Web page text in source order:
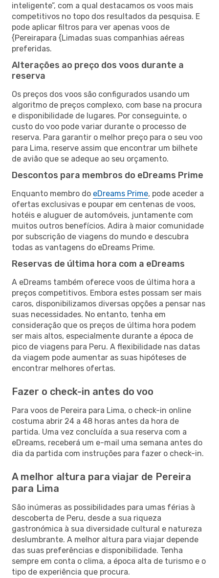
inteligente”, com a qual destacamos os voos mais
competitivos no topo dos resultados da pesquisa. E
pode aplicar filtros para ver apenas voos de
{Pereirapara {Limadas suas companhias aéreas
preferidas.
Alterações ao preço dos voos durante a
reserva
Os preços dos voos são configurados usando um
algoritmo de preços complexo, com base na procura
e disponibilidade de lugares. Por conseguinte, o
custo do voo pode variar durante o processo de
reserva. Para garantir o melhor preço para o seu voo
para Lima, reserve assim que encontrar um bilhete
de avião que se adeque ao seu orçamento.
Descontos para membros do eDreams Prime
Enquanto membro do eDreams Prime, pode aceder a
ofertas exclusivas e poupar em centenas de voos,
hotéis e aluguer de automóveis, juntamente com
muitos outros benefícios. Adira à maior comunidade
por subscrição de viagens do mundo e descubra
todas as vantagens do eDreams Prime.
Reservas de última hora com a eDreams
A eDreams também oferece voos de última hora a
preços competitivos. Embora estes possam ser mais
caros, disponibilizamos diversas opções a pensar nas
suas necessidades. No entanto, tenha em
consideração que os preços de última hora podem
ser mais altos, especialmente durante a época de
pico de viagens para Peru. A flexibilidade nas datas
da viagem pode aumentar as suas hipóteses de
encontrar melhores ofertas.
Fazer o check-in antes do voo
Para voos de Pereira para Lima, o check-in online
costuma abrir 24 a 48 horas antes da hora de
partida. Uma vez concluída a sua reserva com a
eDreams, receberá um e-mail uma semana antes do
dia da partida com instruções para fazer o check-in.
A melhor altura para viajar de Pereira
para Lima
São inúmeras as possibilidades para umas férias à
descoberta de Peru, desde a sua riqueza
gastronómica à sua diversidade cultural e natureza
deslumbrante. A melhor altura para viajar depende
das suas preferências e disponibilidade. Tenha
sempre em conta o clima, a época alta de turismo e o
tipo de experiência que procura.